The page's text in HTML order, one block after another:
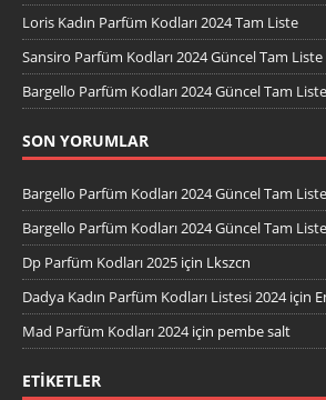
Loris Kadın Parfüm Kodları 2024 Tam Liste
Sansiro Parfüm Kodları 2024 Güncel Tam Liste
Bargello Parfüm Kodları 2024 Güncel Tam Liste
SON YORUMLAR
Bargello Parfüm Kodları 2024 Güncel Tam Liste
Bargello Parfüm Kodları 2024 Güncel Tam Liste
Dp Parfüm Kodları 2025 için Lkszcn
Dadya Kadın Parfüm Kodları Listesi 2024için
Mad Parfüm Kodları 2024için pembe salt
ETIKETLER